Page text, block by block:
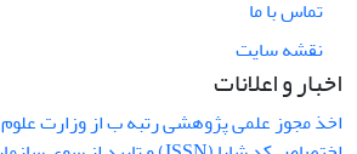
تماس با ما
نقشه سایت
اخبار و اعلانات
اخذ مجوز علمی پژوهشی رتبه ب از وزارت علوم